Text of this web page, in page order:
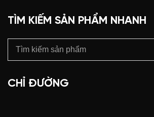
TÌM KIẾM SẢN PHẨM NHANH
CHỈ ĐƯỜNG